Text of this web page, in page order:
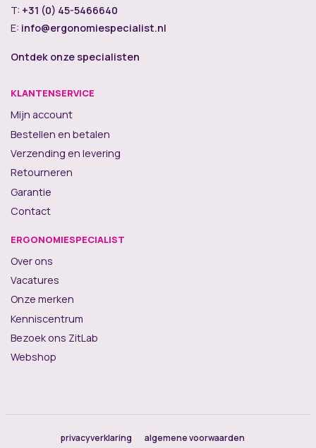
T: +31 (0) 45-5466640
E: info@ergonomiespecialist.nl
Ontdek onze specialisten
KLANTENSERVICE
Mijn account
Bestellen en betalen
Verzending en levering
Retourneren
Garantie
Contact
ERGONOMIESPECIALIST
Over ons
Vacatures
Onze merken
Kenniscentrum
Bezoek ons ZitLab
Webshop
privacyverklaring
algemene voorwaarden